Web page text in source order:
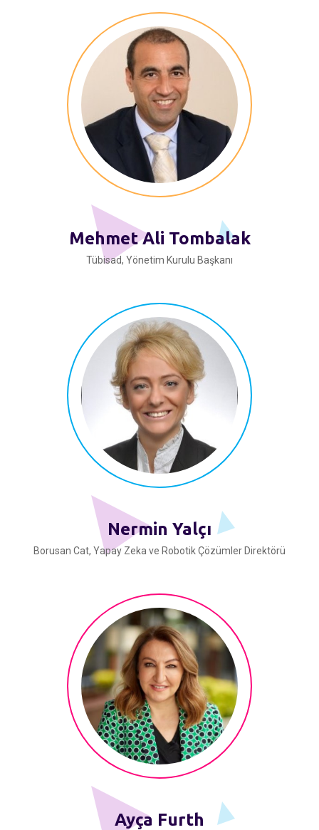
Mehmet Ali Tombalak
Tübisad, Yönetim Kurulu Başkanı
Nermin Yalçı
Borusan Cat, Yapay Zeka ve Robotik Çözümler Direktörü
Ayça Furth